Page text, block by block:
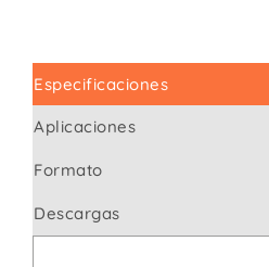
Especificaciones
Aplicaciones
Formato
Descargas